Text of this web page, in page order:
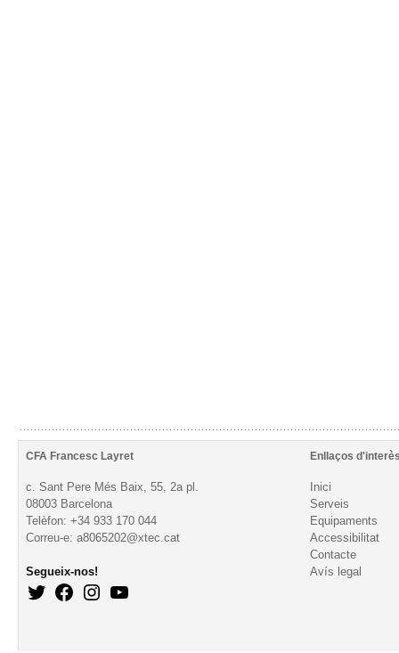
CFA Francesc Layret Enllaços
c. Sant Pere Més Baix, 55, 2a pl.
08003 Barcelona
Telèfon: +34 933 170 044
Correu-e: a8065202@xtec.cat
Segueix-nos!
Inici
Serveis
Equipaments
Accessibilitat
Contacte
Avís legal